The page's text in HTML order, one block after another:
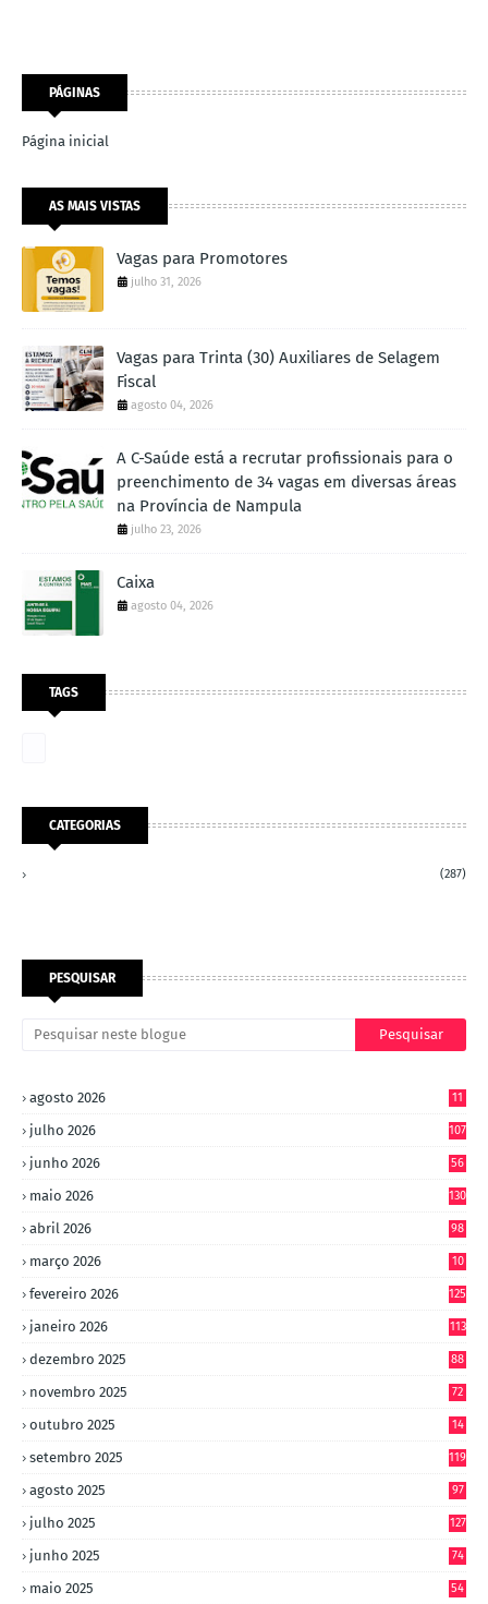
PÁGINAS
Página inicial
AS MAIS VISTAS
Vagas para Promotores
julho 31, 2026
Vagas para Trinta (30) Auxiliares de Selagem
Fiscal
agosto 04, 2026
A C-Saúde está a recrutar profissionais para o
preenchimento de 34 vagas em diversas áreas
na Província de Nampula
julho 23, 2026
Caixa
agosto 04, 2026
TAGS
CATEGORIAS
(287)
PESQUISAR
agosto 2026 11
julho 2026 107
junho 2026 56
maio 2026 130
abril 2026 98
março 2026
10
fevereiro 2026 125
janeiro 2026 113
dezembro 2025 88
novembro 2025 72
outubro 2025
14
setembro 2025 119
agosto 2025 97
julho 2025 127
junho 2025 74
maio 2025 54